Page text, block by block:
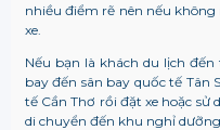
nhiều điểm rẽ nên nếu
xe.
Nếu bạn là khách du lịch
bay đến sân bay quốc tế Tân
tế Cần Thơ rồi đặt xe hoặc sử
di chuyển đến khu nghỉ